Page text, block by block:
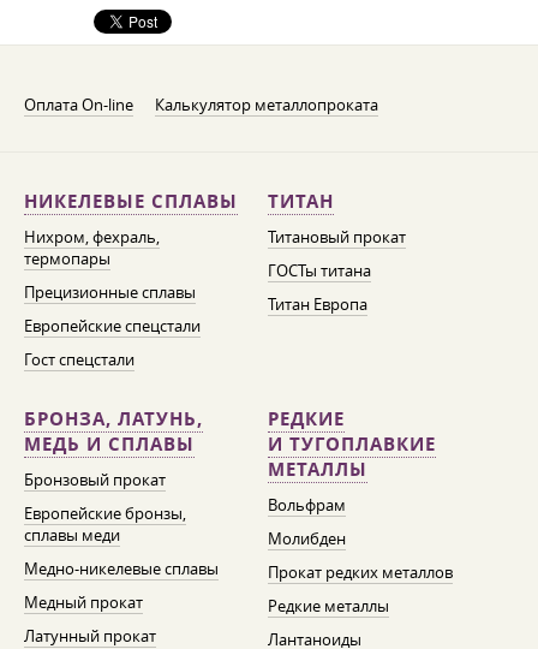
Оплата On-line Калькулятор металлопроката
НИКЕЛЕВЫЕ СПЛАВЫ
Нихром, фехраль,
термопары
Прецизионные сплавы
Европейские спецстали
Гост спецстали
ТИТАН
Титановый прокат
ГОСТы титана
Титан Европа
БРОНЗА, ЛАТУНЬ,
МЕДЬ И СПЛАВЫ
Бронзовый прокат
Европейские бронзы,
сплавы меди
Медно-никелевые сплавы
Медный прокат
Латунный прокат
РЕДКИЕ
И ТУГОПЛАВКИЕ
МЕТАЛЛЫ
Вольфрам
Молибден
Прокат редких металлов
Редкие металлы
Лантаноиды